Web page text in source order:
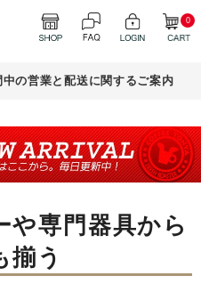
0
中の営業と配送に関するご案内
や専門器具から
揃う